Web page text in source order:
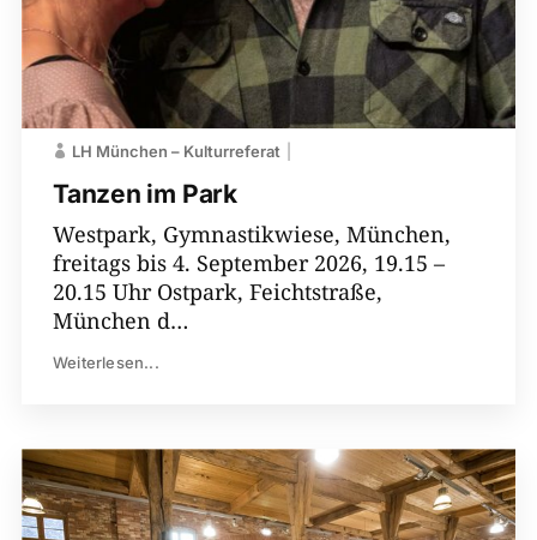
Tanzen im Park
LH ­München – Kulturreferat
Westpark, Gymnastikwiese, München,
freitags bis 4. September 2026, 19.15 –
20.15 Uhr Ostpark, Feichtstraße,
München d…
Weiterlesen...